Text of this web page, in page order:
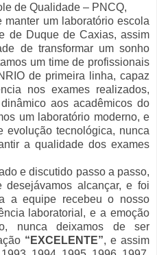
de Qualidade – PNCQ,
um laboratório escola
de Duque de Caxias, assim
de transformar um sonho
um time de profissionais
de primeira linha, capaz
nos exames realizados,
aos acadêmicos do
um laboratório moderno, e
evolução tecnológica, nunca
a qualidade dos exames
e discutido passo a passo,
desejávamos alcançar, e foi
a equipe recebeu o nosso
laboratorial, e a emoção
nunca deixamos de ser
“EXCELENTE”, e assim